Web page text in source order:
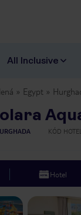
All Inclusive
Egypt
KÓD
Hotel